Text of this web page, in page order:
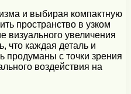
и выбирая компактную
пространство в узком
визуального увеличения
что каждая деталь и
продуманы с точки зрения
воздействия на